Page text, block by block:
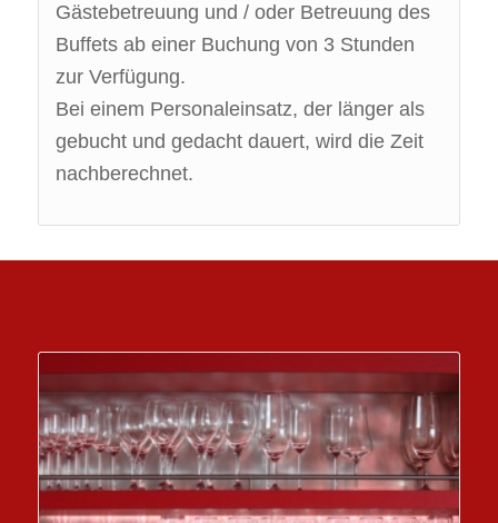
Gästebetreuung und / oder Betreuung des
Buffets ab einer Buchung von 3 Stunden
zur Verfügung.
Bei einem Personaleinsatz, der länger als
gebucht und gedacht dauert, wird die Zeit
nachberechnet.